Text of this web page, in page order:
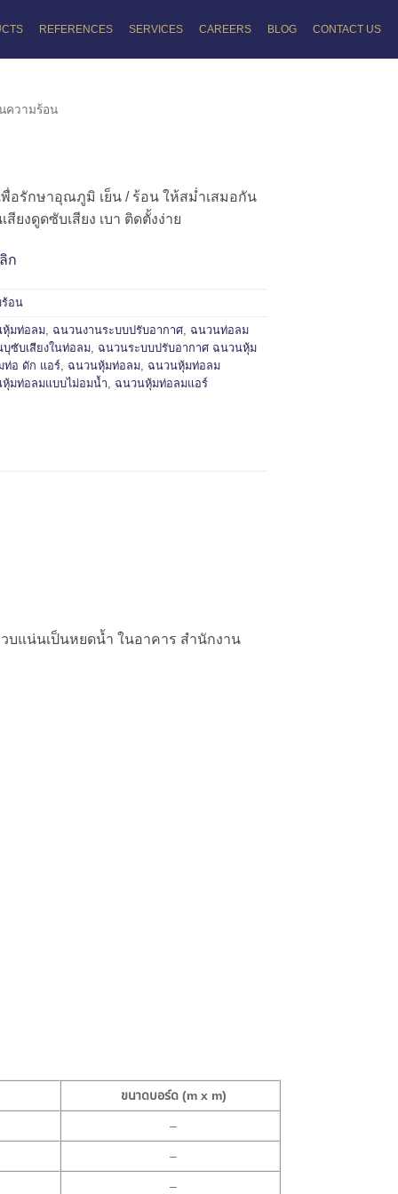
REFERENCES SERVICES CAREERS BLOG CONTACT US
ความร้อน
อรักษาอุณภูมิ เย็น / ร้อน ให้สม่ำเสมอกัน
ยงดูดซับเสียง เบา ติดตั้งง่าย
ก
อน
มท่อลม, ฉนวนงานระบบปรับอากาศ, ฉนวนท่อลม
ซับเสียงในท่อลม, ฉนวนระบบปรับอากาศ ฉนวนหุ้ม
ท่อ ดัก แอร์, ฉนวนหุ้มท่อลม, ฉนวนหุ้มท่อลม
มท่อลมแบบไม่อมน้ำ, ฉนวนหุ้มท่อลมแอร์
บแน่นเป็นหยดน้ำ ในอาคาร สำนักงาน
ขนาดบอร์ด (m x m)
–
–
–